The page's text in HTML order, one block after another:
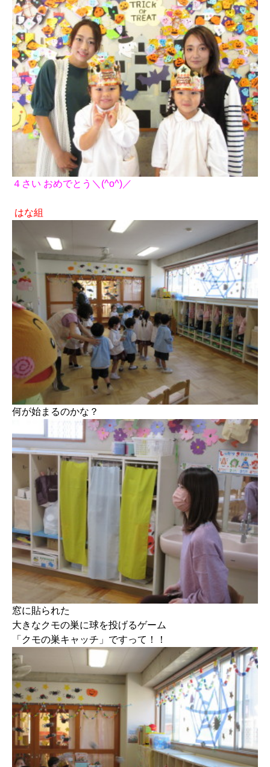
４さい おめでとう＼(^o^)／
はな組
何が始まるのかな？
窓に貼られた
大きなクモの巣に球を投げるゲーム
「クモの巣キャッチ」ですって！！